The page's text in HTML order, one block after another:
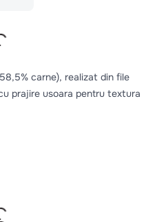
carne), realizat din file
prajire usoara pentru textura